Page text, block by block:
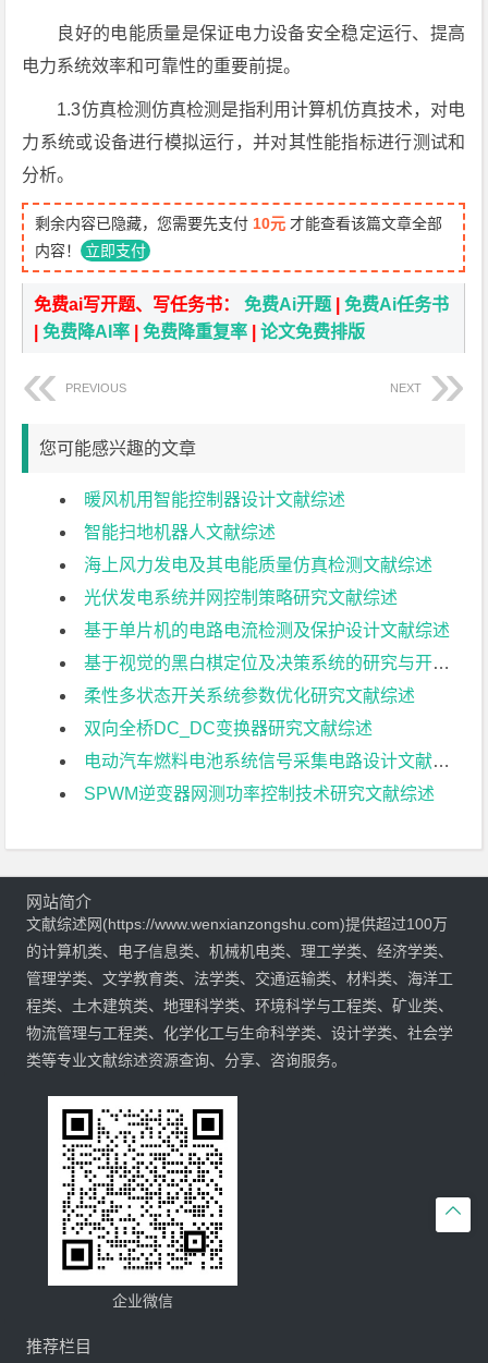
良好的电能质量是保证电力设备安全稳定运行、提高
电力系统效率和可靠性的重要前提。
1.3仿真检测仿真检测是指利用计算机仿真技术，对电
力系统或设备进行模拟运行，并对其性能指标进行测试和
分析。
剩余内容已隐藏，您需要先支付 10元 才能查看该篇文章全部
内容！ 立即支付
免费ai写开题、写任务书：免费Ai开题 |免费Ai任务书
|免费降AI率 |免费降重复率 |论文免费排版
PREVIOUS NEXT
您可能感兴趣的文章
暖风机用智能控制器设计文献综述
智能扫地机器人文献综述
海上风力发电及其电能质量仿真检测文献综述
光伏发电系统并网控制策略研究文献综述
基于单片机的电路电流检测及保护设计文献综述
基于视觉的黑白棋定位及决策系统的研究与开发文献综述
柔性多状态开关系统参数优化研究文献综述
双向全桥DC_DC变换器研究文献综述
电动汽车燃料电池系统信号采集电路设计文献综述
SPWM逆变器网测功率控制技术研究文献综述

网站简介
文献综述网(https://www.wenxianzongshu.com)提供超过100万
的计算机类、电子信息类、机械机电类、理工学类、经济学类、
管理学类、文学教育类、法学类、交通运输类、材料类、海洋工
程类、土木建筑类、地理科学类、环境科学与工程类、矿业类、
物流管理与工程类、化学化工与生命科学类、设计学类、社会学
类等专业文献综述资源查询、分享、咨询服务。
企业微信
推荐栏目